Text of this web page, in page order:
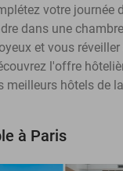
votre journée
dans une
et vous
l'offre
meilleurs hôtels de
à Paris